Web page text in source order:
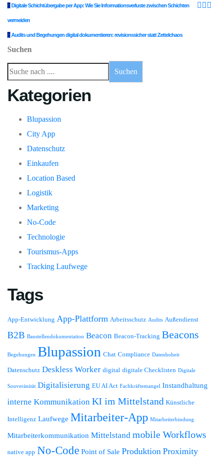
Digitale Schichtübergabe per App: Wie Sie Informationsverluste zwischen Schichten
vermeiden
Audits und Begehungen digital dokumentieren: revisionssicher statt Zettelchaos
Suchen
Suchen
Kategorien
Blupassion
City App
Datenschutz
Einkaufen
Location Based
Logistik
Marketing
No-Code
Technologie
Tourismus-Apps
Tracking Laufwege
Tags
App-Entwicklung App-Plattform Arbeitsschutz Audits Außendienst
B2B Baustellendokumentation Beacon Beacon-Tracking Beacons
Begehungen Blupassion Chat Compliance Datenhoheit
Datenschutz Deskless Worker digital digitale Checklisten Digitale
Souveränität Digitalisierung EU AI Act Fachkräftemangel Instandhaltung
interne Kommunikation KI im Mittelstand Künstliche
Intelligenz Laufwege Mitarbeiter-App Mitarbeiterbindung
Mitarbeiterkommunikation Mittelstand mobile Workflows
native app No-Code Point of Sale Produktion Proximity